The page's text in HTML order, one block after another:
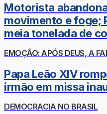
Motorista
movimento e foge;
meia tonelada de
EMOÇÃO: APÓS DEUS, A
Papa Leão XIV
irmão em missa
DEMOCRACIA NO BRASIL